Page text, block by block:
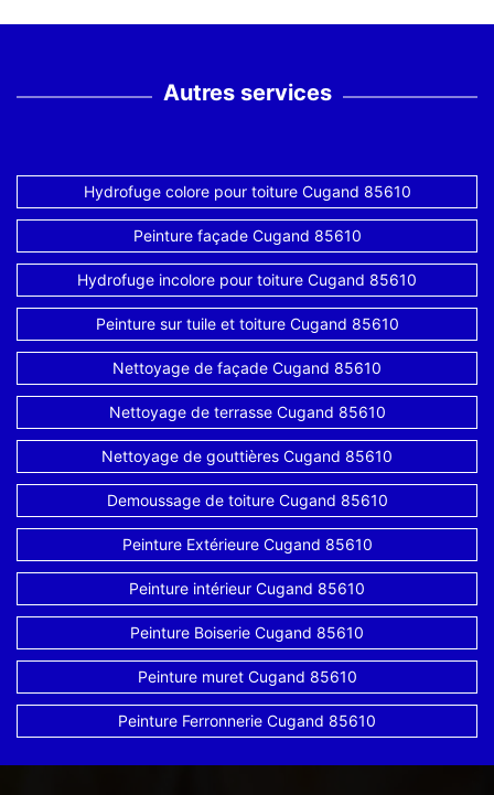
Autres services
Hydrofuge colore pour toiture Cugand 85610
Peinture façade Cugand 85610
Hydrofuge incolore pour toiture Cugand 85610
Peinture sur tuile et toiture Cugand 85610
Nettoyage de façade Cugand 85610
Nettoyage de terrasse Cugand 85610
Nettoyage de gouttières Cugand 85610
Demoussage de toiture Cugand 85610
Peinture Extérieure Cugand 85610
Peinture intérieur Cugand 85610
Peinture Boiserie Cugand 85610
Peinture muret Cugand 85610
Peinture Ferronnerie Cugand 85610